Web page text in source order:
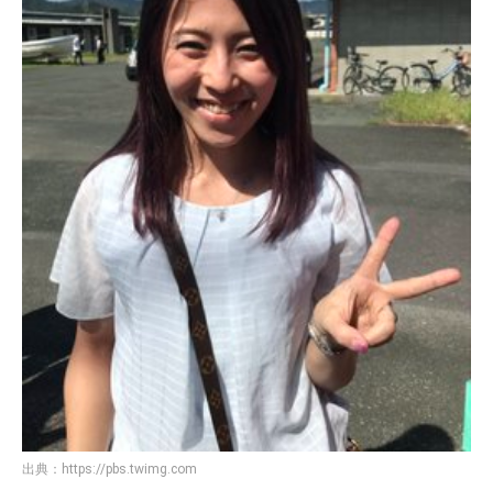
出典： https://pbs.twimg.com